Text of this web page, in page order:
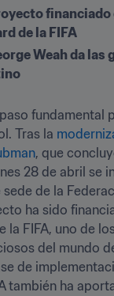
financiado
de la FIFA
Weah da las
fundamental
Tras la
, que
28 de abril se
de la
ha sido
la FIFA, uno de
del mundo
de
también ha